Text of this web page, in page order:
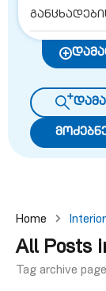
Home Interior
All Posts
Tag archive page